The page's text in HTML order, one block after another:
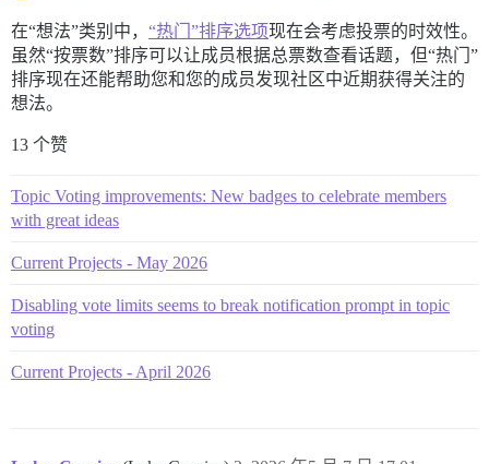
在“想法”类别中， “热门”排序选项现在会考虑投票的时效性。
虽然“按票数”排序可以让成员根据总票数查看话题，但“热门”
排序现在还能帮助您和您的成员发现社区中近期获得关注的
想法。
13 个赞
Topic Voting improvements: New badges to celebrate members
with great ideas
Current Projects - May 2026
Disabling vote limits seems to break notification prompt in topic
voting
Current Projects - April 2026